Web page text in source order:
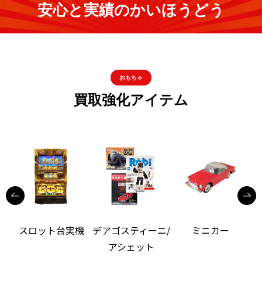
安心と実績のかいほうどう
おもちゃ
買取強化アイテム
スロット台実機
デアゴスティーニ/
アシェット
ミニカー